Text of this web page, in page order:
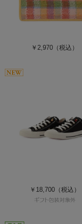
￥2,970 （税込）
￥18,700（税込）